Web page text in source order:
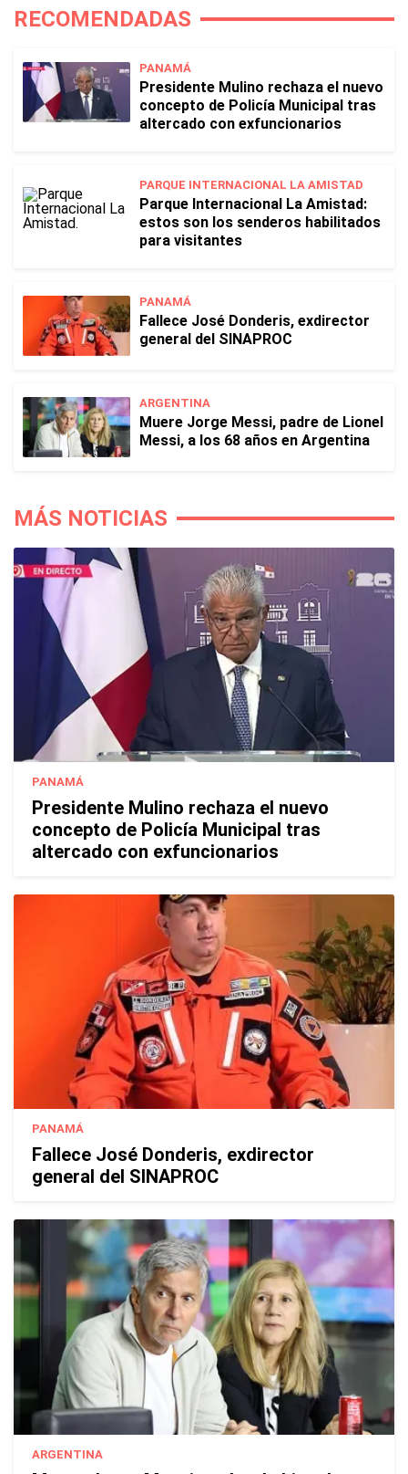
RECOMENDADAS
PANAMÁ
Presidente Mulino rechaza el nuevo
concepto de Policía Municipal tras
altercado con exfuncionarios
PARQUE INTERNACIONAL LA AMISTAD
Parque Internacional La Amistad:
estos son los senderos habilitados
para visitantes
PANAMÁ
Fallece José Donderis, exdirector
general del SINAPROC
ARGENTINA
Muere Jorge Messi, padre de Lionel
Messi, a los 68 años en Argentina
MÁS NOTICIAS
PANAMÁ
Presidente Mulino rechaza el nuevo
concepto de Policía Municipal tras
altercado con exfuncionarios
PANAMÁ
Fallece José Donderis, exdirector
general del SINAPROC
ARGENTINA